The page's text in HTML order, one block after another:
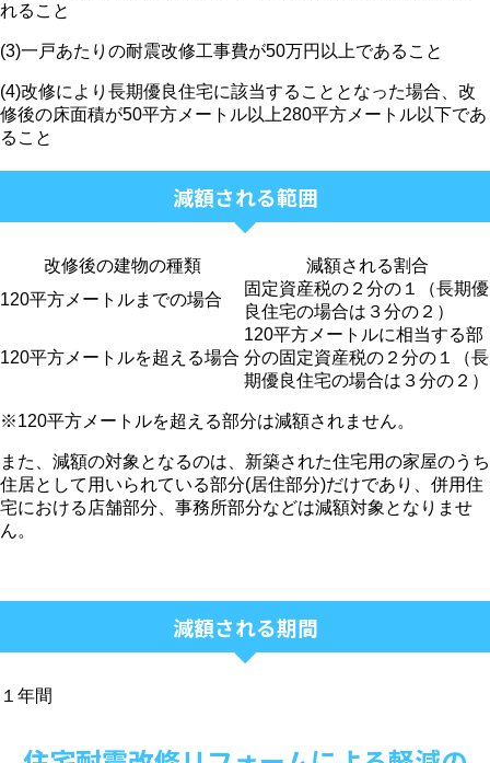
れること
(3)一戸あたりの耐震改修工事費が50万円以上であること
(4)改修により長期優良住宅に該当することとなった場合、改
修後の床面積が50平方メートル以上280平方メートル以下であ
ること
減額される範囲
改修後の建物の種類
減額される割合
120平方メートルまでの場合
固定資産税の２分の１（長期優
良住宅の場合は３分の２）
120平方メートルを超える場合
120平方メートルに相当する部
分の固定資産税の２分の１（長
期優良住宅の場合は３分の２）
※120平方メートルを超える部分は減額されません。
また、減額の対象となるのは、新築された住宅用の家屋のうち
住居として用いられている部分(居住部分)だけであり、併用住
宅における店舗部分、事務所部分などは減額対象となりませ
ん。
減額される期間
１年間